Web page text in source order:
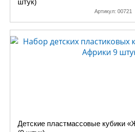
штук)
Артикул: 00721
Детские пластмассовые кубики